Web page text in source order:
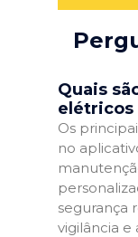
Quais
elétricos
Os
no
segurança
vigilância